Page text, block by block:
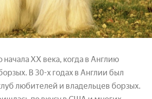
начала ХХ века, когда в Англию
В 30-х годах в Англии был
любителей и владельцев борзых.